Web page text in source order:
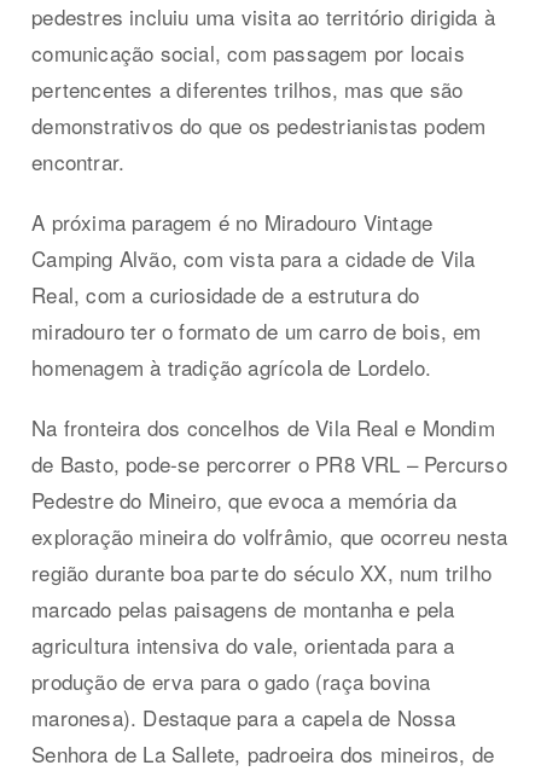
pedestres incluiu uma visita ao território dirigida à
comunicação social, com passagem por locais
pertencentes a diferentes trilhos, mas que são
demonstrativos do que os pedestrianistas podem
encontrar.
A próxima paragem é no Miradouro Vintage
Camping Alvão, com vista para a cidade de Vila
Real, com a curiosidade de a estrutura do
miradouro ter o formato de um carro de bois, em
homenagem à tradição agrícola de Lordelo.
Na fronteira dos concelhos de Vila Real e Mondim
de Basto, pode-se percorrer o PR8 VRL – Percurso
Pedestre do Mineiro, que evoca a memória da
exploração mineira do volfrâmio, que ocorreu nesta
região durante boa parte do século XX, num trilho
marcado pelas paisagens de montanha e pela
agricultura intensiva do vale, orientada para a
produção de erva para o gado (raça bovina
maronesa). Destaque para a capela de Nossa
Senhora de La Sallete, padroeira dos mineiros, de